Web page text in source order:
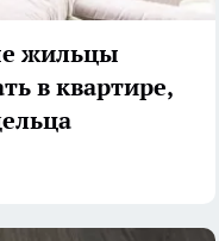
жильцы
в квартире,